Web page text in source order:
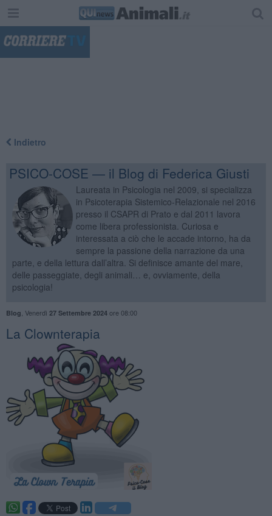
Indietro
PSICO-COSE — il Blog di Federica Giusti
Laureata in Psicologia nel 2009, si specializza
in Psicoterapia Sistemico-Relazionale nel 2016
presso il CSAPR di Prato e dal 2011 lavora
come libera professionista. Curiosa e
interessata a ciò che le accade intorno, ha da
sempre la passione della narrazione da una
parte, e della lettura dall’altra. Si definisce amante del mare,
delle passeggiate, degli animali… e, ovviamente, della
psicologia!
Blog Venerdì 27 Settembre 2024ore 08:00
​La Clownterapia